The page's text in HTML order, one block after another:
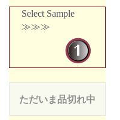
Select Sample
≫≫≫
ただいま品切れ中